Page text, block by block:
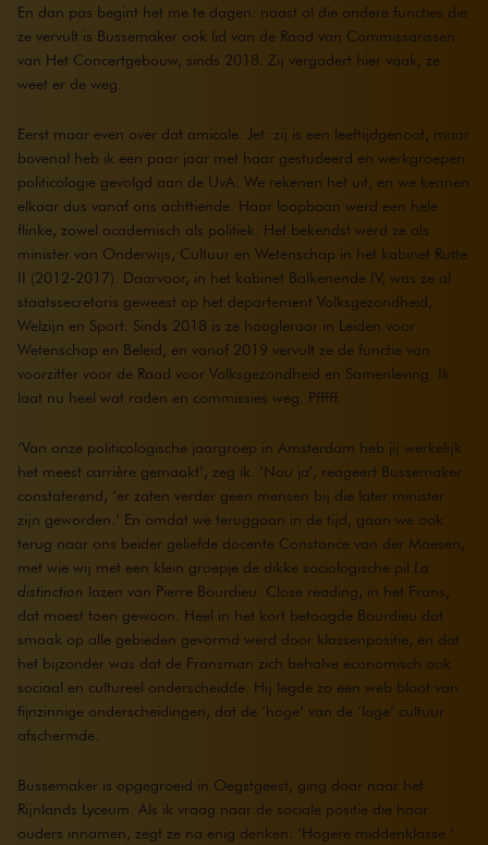
En dan pas begint het me te dagen: naast al die andere functies die
ze vervult is Bussemaker ook lid van de Raad van Commissarissen
van Het Concertgebouw, sinds 2018. Zij vergadert hier vaak, ze
weet er de weg.
Eerst maar even over dat amicale. Jet: zij is een leeftijdgenoot, maar
bovenal heb ik een paar jaar met haar gestudeerd en werkgroepen
politicologie gevolgd aan de UvA. We rekenen het uit, en we kennen
elkaar dus vanaf ons achttiende. Haar loopbaan werd een hele
flinke, zowel academisch als politiek. Het bekendst werd ze als
minister van Onderwijs, Cultuur en Wetenschap in het kabinet Rutte
II (2012-2017). Daarvoor, in het kabinet Balkenende IV, was ze al
staatssecretaris geweest op het departement Volksgezondheid,
Welzijn en Sport. Sinds 2018 is ze hoogleraar in Leiden voor
Wetenschap en Beleid, en vanaf 2019 vervult ze de functie van
voorzitter voor de Raad voor Volksgezondheid en Samenleving. Ik
laat nu heel wat raden en commissies weg. Pfffff.
‘Van onze politicologische jaargroep in Amsterdam heb jij werkelijk
het meest carrière gemaakt’, zeg ik. ‘Nou ja’, reageert Bussemaker
constaterend, ‘er zaten verder geen mensen bij die later minister
zijn geworden.’ En omdat we teruggaan in de tijd, gaan we ook
terug naar ons beider geliefde docente Constance van der Maesen,
met wie wij met een klein groepje de dikke sociologische pil La
distinction lazen van Pierre Bourdieu. Close reading, in het Frans,
dat moest toen gewoon. Heel in het kort betoogde Bourdieu dat
smaak op alle gebieden gevormd werd door klassenpositie, en dat
het bijzonder was dat de Fransman zich behalve economisch ook
sociaal en cultureel onderscheidde. Hij legde zo een web bloot van
fijnzinnige onderscheidingen, dat de ‘hoge’ van de ‘lage’ cultuur
afschermde.
Bussemaker is opgegroeid in Oegstgeest, ging daar naar het
Rijnlands Lyceum. Als ik vraag naar de sociale positie die haar
ouders innamen, zegt ze na enig denken: ‘Hogere middenklasse.’